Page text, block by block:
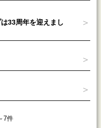
33周年を迎えまし
7件